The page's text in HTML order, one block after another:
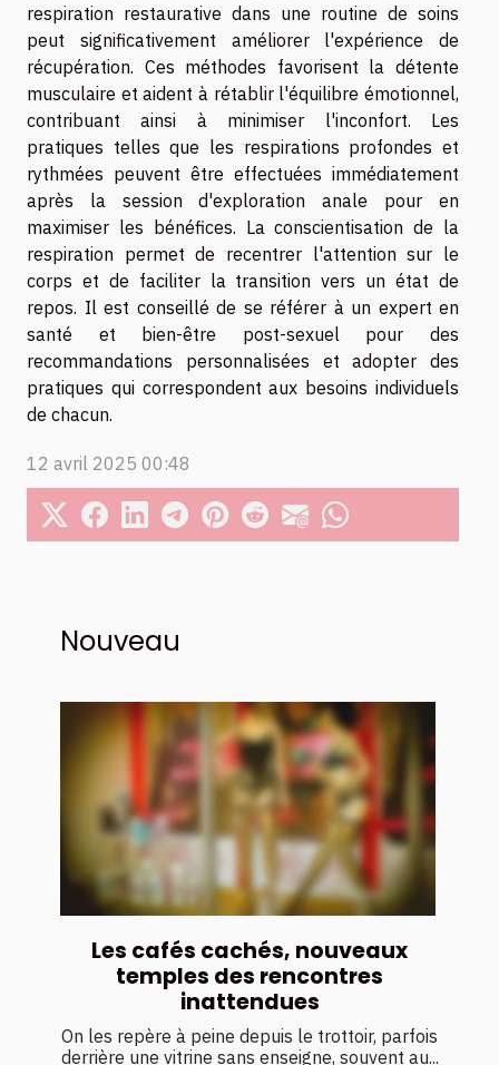
respiration restaurative dans une routine de soins
peut significativement améliorer l'expérience de
récupération. Ces méthodes favorisent la détente
musculaire et aident à rétablir l'équilibre émotionnel,
contribuant ainsi à minimiser l'inconfort. Les
pratiques telles que les respirations profondes et
rythmées peuvent être effectuées immédiatement
après la session d'exploration anale pour en
maximiser les bénéfices. La conscientisation de la
respiration permet de recentrer l'attention sur le
corps et de faciliter la transition vers un état de
repos. Il est conseillé de se référer à un expert en
santé et bien-être post-sexuel pour des
recommandations personnalisées et adopter des
pratiques qui correspondent aux besoins individuels
de chacun.
12 avril 2025 00:48
Nouveau
Les cafés cachés, nouveaux
temples des rencontres
inattendues
On les repère à peine depuis le trottoir, parfois
derrière une vitrine sans enseigne, souvent au...